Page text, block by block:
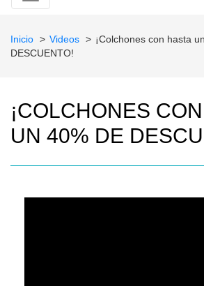
Inicio Videos
¡Colchones con hasta
DESCUENTO!
¡COLCHONES
UN 40% DE